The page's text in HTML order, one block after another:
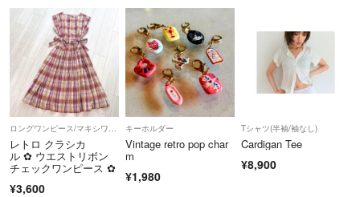
毎回お願い致します。:°ஐ
リピート様でも初めからとなります
購入後は無効とします。
着画像は出来ません
購入意思が無いと思われた場合、
コメントは早めに削除します。
発送後のメッセージ送りません。
→発送日等質問があれば事前に言ってください。
発送後のメッセージ不要です。
レトロ クラシカ
ル ‪✿ ウエストリボン
チェックワンピース ‪✿
¥3,600
キーホルダー
Vintage retro pop char
m
¥1,980
Tシャツ(半袖/袖なし)
Cardigan Tee
¥8,900